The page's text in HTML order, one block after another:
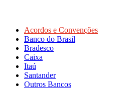
Acordos e Convenções
Banco do Brasil
Bradesco
Caixa
Itaú
Santander
Outros Bancos